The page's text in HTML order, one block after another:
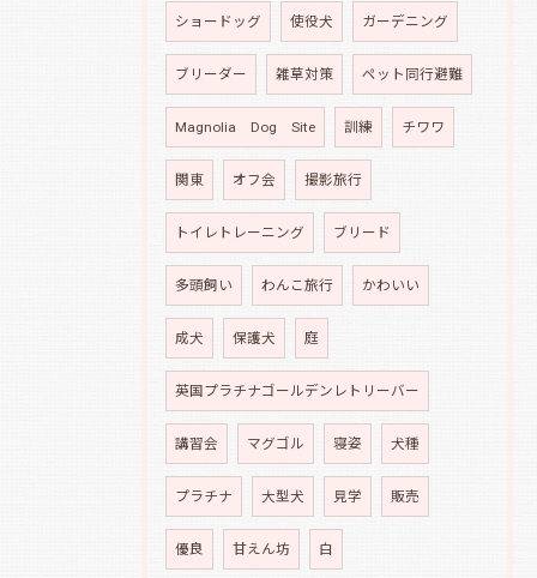
ショードッグ 使役犬 ガーデニング
ブリーダー 雑草対策 ペット同行避難
Magnolia Dog Site 訓練 チワワ
関東 オフ会 撮影旅行
トイレトレーニング ブリード
多頭飼い わんこ旅行 かわいい
成犬 保護犬 庭
英国プラチナゴールデンレトリーバー
講習会 マグゴル 寝姿 犬種
プラチナ 大型犬 見学 販売
優良 甘えん坊 白